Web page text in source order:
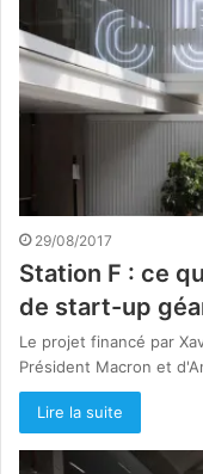
29/08/2017
Station F : ce
de start-up
Le projet financé par
Président Macron et
Lire la suite